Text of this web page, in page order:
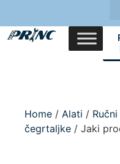
Home / Alati /
čegrtaljke / Jaki